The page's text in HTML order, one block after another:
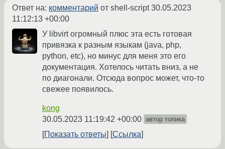
Ответ на: комментарий от shell-script30.05.2023
11:12:13 +00:00
У libvirt огромный плюс эта есть готовая
привязка к разным языкам (java, php,
python, etc), но минус для меня это его
документация. Хотелось читать вниз, а не
по диагонали. Отсюда вопрос может, что-то
свежее появилось.
kong
30.05.2023 11:19:42 +00:00 автор топика
Показать ответы Ссылка